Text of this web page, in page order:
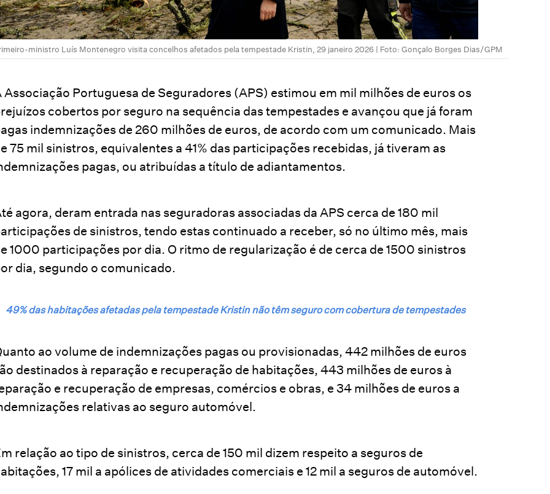
ministro Luís Montenegro visita concelhos afetados pela tempestade Kristin, 29 janeiro 2026 | Foto: Gonçalo Borges Dias/GPM
Associação Portuguesa de Seguradores (APS) estimou em mil milhões de euros os
cobertos por seguro na sequência das tempestades e avançou que já foram
indemnizações de 260 milhões de euros, de acordo com um comunicado. Mais
75 mil sinistros, equivalentes a 41% das participações recebidas, já tiveram as
pagas, ou atribuídas a título de adiantamentos.
agora, deram entrada nas seguradoras associadas da APS cerca de 180 mil
de sinistros, tendo estas continuado a receber, só no último mês, mais
1000 participações por dia. O ritmo de regularização é de cerca de 1500 sinistros
dia, segundo o comunicado.
49% das habitações afetadas pela tempestade Kristin não têm seguro com cobertura de tempestades
ao volume de indemnizações pagas ou provisionadas, 442 milhões de euros
destinados à reparação e recuperação de habitações, 443 milhões de euros à
e recuperação de empresas, comércios e obras, e 34 milhões de euros a
relativas ao seguro automóvel.
relação ao tipo de sinistros, cerca de 150 mil dizem respeito a seguros de
17 mil a apólices de atividades comerciais e 12 mil a seguros de automóvel.